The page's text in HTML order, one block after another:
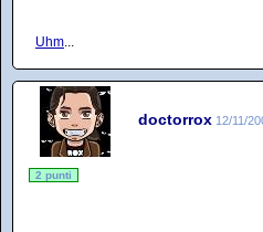
Uhm...
doctorrox 12/11/
2 punti